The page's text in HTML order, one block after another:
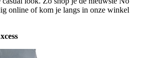
online of kom je langs in onze winkel